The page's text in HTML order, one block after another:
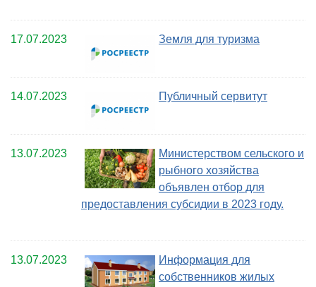
17.07.2023 Земля для туризма
14.07.2023 Публичный сервитут
13.07.2023
Министерством сельского и
рыбного хозяйства
объявлен отбор для
предоставления субсидии в 2023 году.
13.07.2023
Информация для
собственников жилых